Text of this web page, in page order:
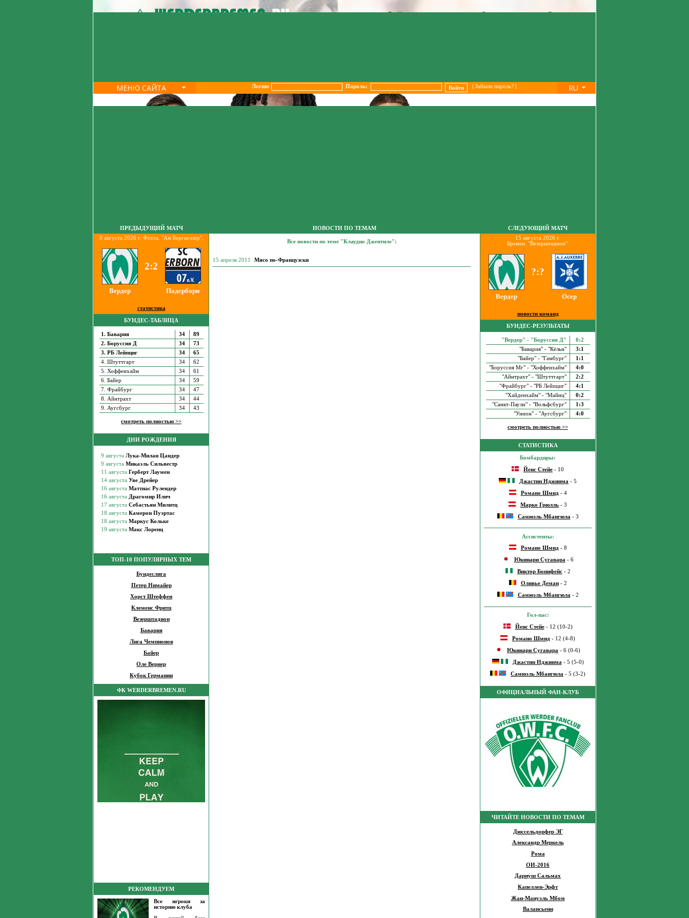
МЕНЮ САЙТА Логин: Пароль: Забыли пароль?| RU
ПРЕДЫДУЩИЙ МАТЧ
8 августа 2026 г. Фехта. "Ам Бергкеллер".
2:2
Вердер Падерборн
статистика
БУНДЕС-ТАБЛИЦА
1. Бавария 34
89
2. Боруссия Д
34
73
3. РБ Лейпциг
34
65
4. Штуттгарт
34
62
5. Хоффенхайм
34
61
6. Байер
34
59
7. Фрайбург
34
47
8. Айнтрахт
34
44
9. Аугсбург
34 43
смотреть полностью >>
ДНИ РОЖДЕНИЯ
ТОП-10 ПОПУЛЯРНЫХ ТЕМ
Бундеслига
Петер Нимайер
Хорст Штеффен
Клеменс Фритц
Везерштадион
Бавария
Лига Чемпионов
Байер
Оле Вернер
Кубок Германии
ФК WERDERBREMEN.RU
РЕКОМЕНДУЕМ
Все игроки за
историю клуба
НОВОСТИ ПО ТЕМАМ
Все новости по теме "Клаудио Джентиле":
15 апреля 2011 Мясо по-Французски
СЛЕДУЮЩИЙ МАТЧ
15 августа 2026 г.
Бремен. "Везерштадион".
?:?
Вердер Осер
новости команд
БУНДЕС-РЕЗУЛЬТАТЫ
"Вердер" - "Боруссия Д"
0:2
"Бавария" - "Кёльн"
3:1
"Байер" - "Гамбург"
1:1
"Боруссия Мг" - "Хоффенхайм"
4:0
"Айнтрахт" - "Штуттгарт"
2:2
"Фрайбург" - "РБ Лейпциг"
4:1
"Хайденхайм" - "Майнц"
0:2
"Санкт-Паули" - "Вольфсбург"
1:3
"Унион" - "Аугсбург"
4:0
смотреть полностью >>
СТАТИСТИКА
Бомбардиры:
Йенс Стейе - 10
Джастин Нджинма - 5
Романо Шмид- 4
Марко Грюлль - 3
Самюэль Мбангюла - 3
Ассистенты:
Романо Шмид- 8
Юкинари Сугавара- 6
Виктор Бонифейс- 2
Оливье Деман- 2
Самюэль Мбангюла- 2
Гол-пас:
Йенс Стейе- 12 (10-2)
Романо Шмид - 12 (4-8)
Юкинари Сугавара - 6 (0-6)
Джастин Нджинма - 5 (5-0)
Самюэль Мбангюла - 5 (3-2)
ОФИЦИАЛЬНЫЙ ФАН-КЛУБ
ЧИТАЙТЕ НОВОСТИ ПО ТЕМАМ
Дюссельдорфер ЭГ
Александр Меркель
Рома
ОИ-2016
Дариуш Сальмах
Капеллен-Эрфт
Жан-Мануэль Мбом
Валансьенн